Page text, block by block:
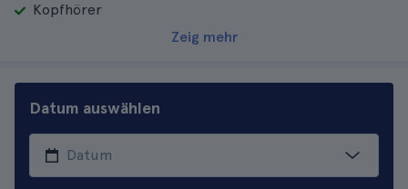
Kopfhörer
Zeig mehr
Datum auswählen